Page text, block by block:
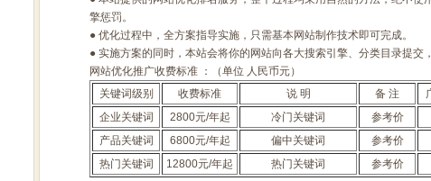
擎惩罚。
● 优化过程中，全方案指导实施，只需基本网站制作技术即可完成。
● 实施方案的同时，本站会将你的网站向各大搜索引擎、分类目录提交
网站优化推广收费标准 ：（单位 人民币元）
关键词级别
收费标准 说 明 备 注
企业关键词
2800元/年起 冷门关键词 参考价
产品关键词
6800元/年起 偏中关键词 参考价
热门关键词
12800元/年起 热门关键词 参考价